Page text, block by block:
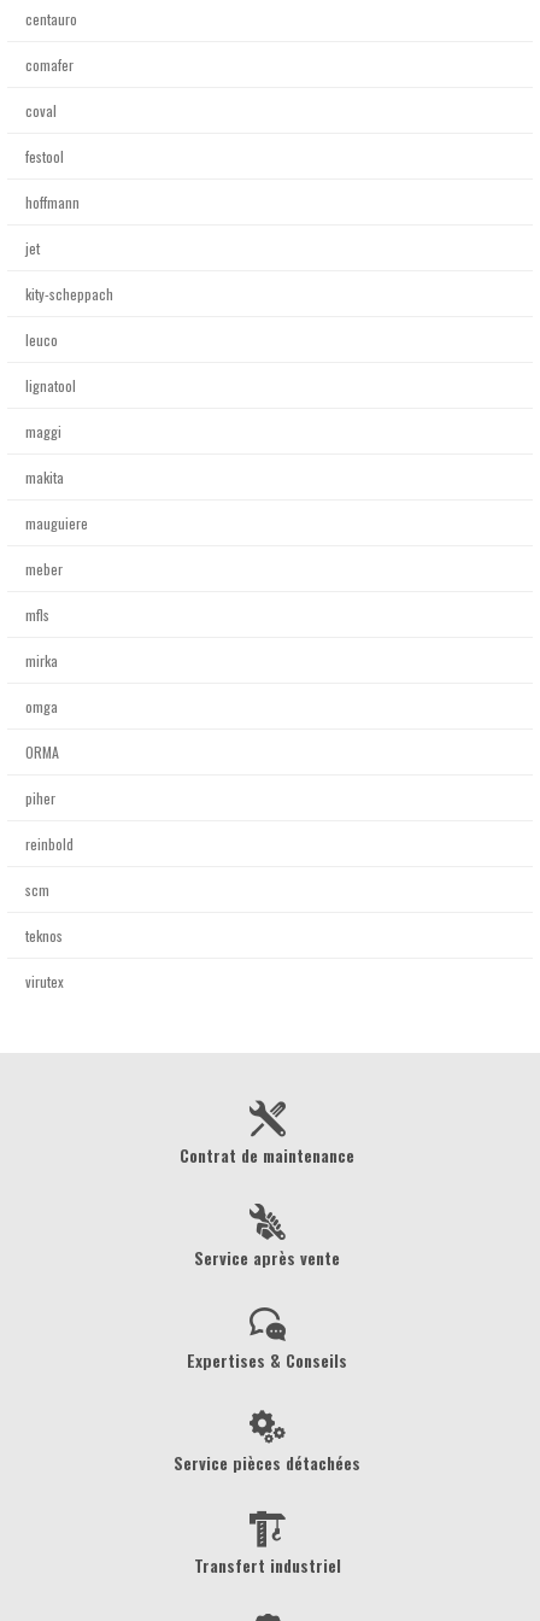
centauro
comafer
coval
festool
hoffmann
jet
kity-scheppach
leuco
lignatool
maggi
makita
mauguiere
meber
mfls
mirka
omga
ORMA
piher
reinbold
scm
teknos
virutex
Contrat de maintenance
Service après vente
Expertises & Conseils
Service pièces détachées
Transfert industriel